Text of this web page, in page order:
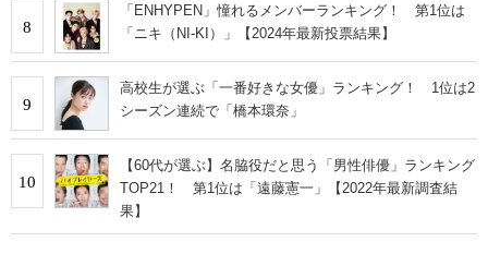
8
「ENHYPEN」憧れるメンバーランキング！ 第1位は
「ニキ（NI-KI）」【2024年最新投票結果】
9
高校生が選ぶ「一番好きな女優」ランキング！ 1位は2
シーズン連続で「橋本環奈」
10
【60代が選ぶ】名脇役だと思う「男性俳優」ランキング
TOP21！ 第1位は「遠藤憲一」【2022年最新調査結
果】